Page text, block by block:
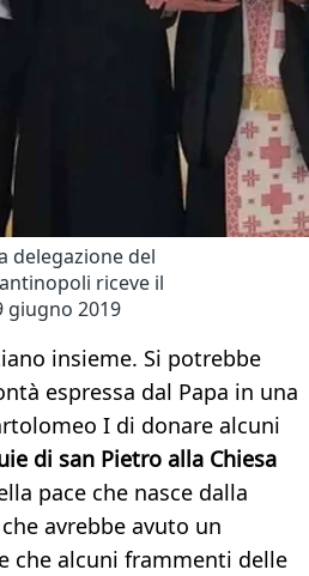
delegazione del
riceve il
giugno 2019
insieme. Si potrebbe
espressa dal Papa in una
I di donare alcuni
di san Pietro alla Chiesa
pace che nasce dalla
avrebbe avuto un
che alcuni frammenti delle